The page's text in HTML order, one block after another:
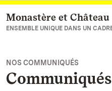
Vers la page d’accueil
Monastère et Château
ENSEMBLE UNIQUE DANS UN
NOS COMMUNIQUÉS